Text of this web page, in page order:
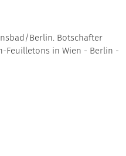
Berlin. Botschafter
Feuilletons in Wien - Berlin -